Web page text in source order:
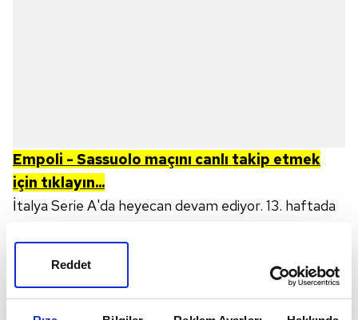
Reddet
Empoli - Sassuolo maçını canlı takip etmek
için tıklayın...
İtalya Serie A'da heyecan devam ediyor. 13. haftada
tarafından merak ediliyor ve arama motorlarında
araştırılıyor. Peki; Empoli - Sassuolo maçı ne zaman,